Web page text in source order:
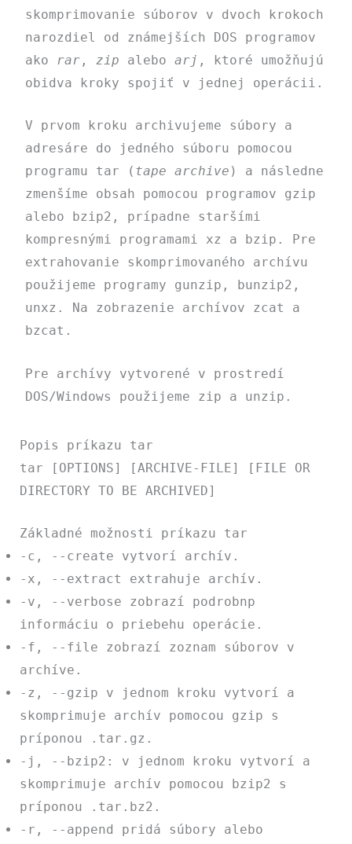
skomprimovanie súborov v dvoch krokoch
narozdiel od známejších DOS programov
ako
rar, zip alebo arj , ktoré umožňujú
obidva kroky spojiť v jednej operácii.
V prvom kroku archivujeme súbory a
adresáre do jedného súboru pomocou
programu tar ( tape archive ) a následne
zmenšíme obsah pomocou programov gzip
alebo
bzip2 , prípadne staršími
kompresnými programami xz a bzip . Pre
extrahovanie skomprimovaného archívu
použijeme programy gunzip , bunzip2 ,
unxz . Na zobrazenie archívov zcat a
bzcat .
Pre archívy vytvorené v prostredí
DOS/Windows použijeme zip a unzip .
Popis príkazu tar
tar [OPTIONS] [ARCHIVE-FILE] [FILE OR
DIRECTORY TO BE ARCHIVED]
Základné možnosti príkazu tar
-c , --create vytvorí archív.
-x , --extract extrahuje archív.
-v , --verbose zobrazí podrobnp
informáciu o priebehu operácie.
-f , --file zobrazí zoznam súborov v
archíve.
-z , --gzip v jednom kroku vytvorí a
skomprimuje archív pomocou gzip s
príponou
.tar.gz .
-j , --bzip2 : v jednom kroku vytvorí a
skomprimuje archív pomocou
bzip2 s
príponou
.tar.bz2 .
-r , --append
pridá súbory alebo